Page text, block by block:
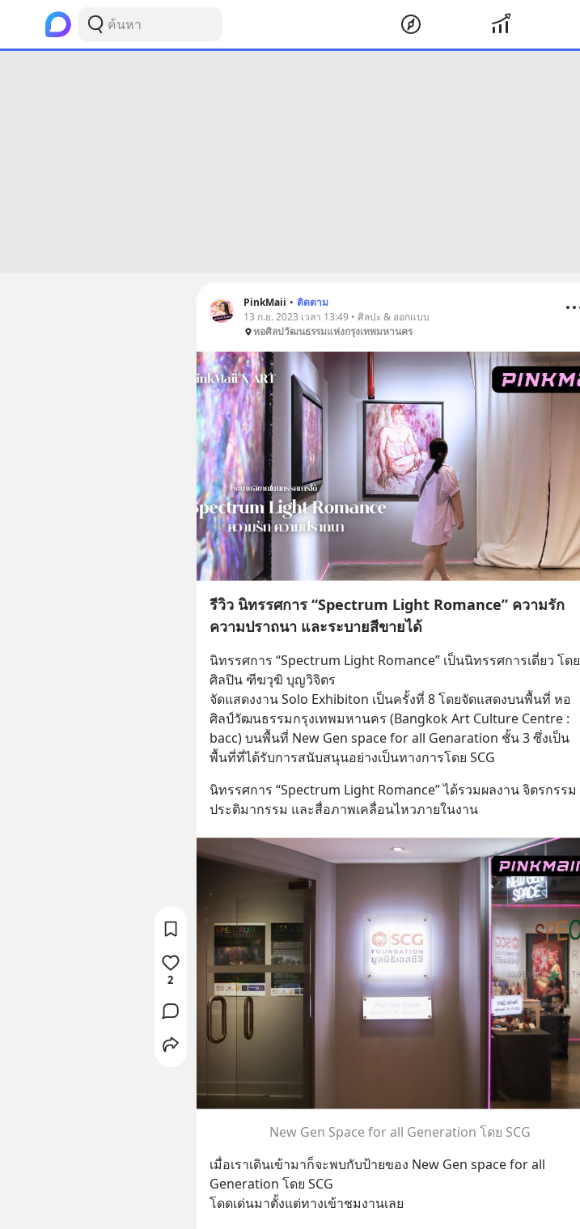
PinkMaii • ติดตาม
13 ก.ย. 2023 เวลา 13:49 • ศิลปะ & ออกแบบ
หอศิลปวัฒนธรรมแห่งกรุงเทพมหานคร
รีวิว นิทรรศการ “Spectrum Light Romance” ความรัก
ความปราถนา และระบายสีขายได้
นิทรรศการ “Spectrum Light Romance” เป็นนิทรรศการเดี่ยว โดย
ศิลปิน ฑีฆวุฆิ บุญวิจิตร
จัดแสดงงาน Solo Exhibiton เป็นครั้งที่ 8 โดยจัดแสดงบนพื้นที่ หอ
ศิลป์วัฒนธรรมกรุงเทพมหานคร (Bangkok Art Culture Centre :
bacc) บนพื้นที่ New Gen space for all Genaration ชั้น 3 ซึ่งเป็น
พื้นที่ที่ได้รับการสนับสนุนอย่างเป็นทางการโดย SCG
นิทรรศการ “Spectrum Light Romance” ได้รวมผลงาน จิตรกรรม
ประติมากรรม และสื่อภาพเคลื่อนไหวภายในงาน
New Gen Space for all Generation โดย SCG
เมื่อเราเดินเข้ามาก็จะพบกับป้ายของ New Gen space for all
Generation โดย SCG
โดดเด่นมาตั้งแต่ทางเข้าชมงานเลย
2